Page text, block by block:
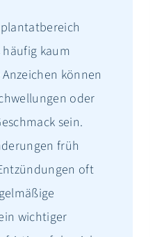
kaum
können
oder
sein.
früh
oft
wichtiger